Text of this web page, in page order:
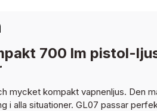
700 lm pistol-
mycket kompakt vapnenljus. Den
i alla situationer. GL07 passar